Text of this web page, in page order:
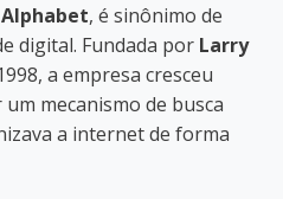
Alphabet, é sinônimo de
digital. Fundada por Larry
a empresa cresceu
mecanismo de busca
a internet de forma